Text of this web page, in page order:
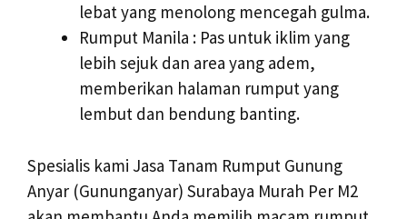
lebat yang menolong mencegah gulma.
Rumput Manila : Pas untuk iklim yang
lebih sejuk dan area yang adem,
memberikan halaman rumput yang
lembut dan bendung banting.
Spesialis kami Jasa Tanam Rumput Gunung
Anyar (Gununganyar) Surabaya Murah Per M2